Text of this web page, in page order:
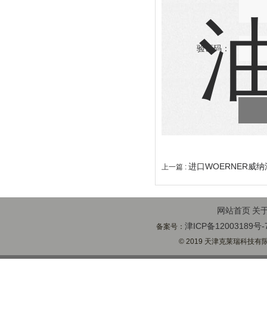
验证码：
上一篇 : 进口WOERNER威
网站首页 关
备案号：津ICP备12003189号-
© 2019 天津克莱瑞科技有